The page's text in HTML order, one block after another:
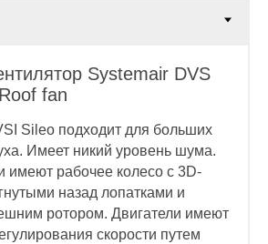
Systemair DVS
fan
Sileo подходит для больших
Имеет никий уровень шума.
рабочее колесо с 3D-
назад лопатками и
ротором. Двигатели имеют
скорости путем